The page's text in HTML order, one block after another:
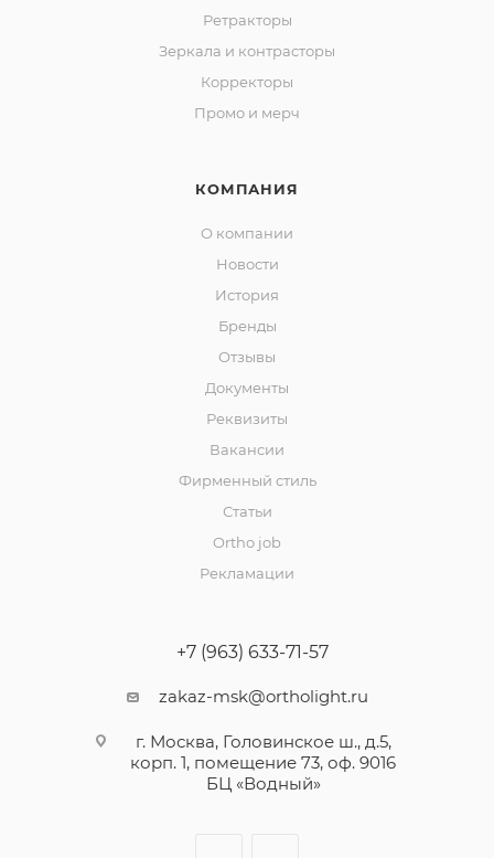
Ретракторы
Зеркала и контраcторы
Корректоры
Промо и мерч
КОМПАНИЯ
О компании
Новости
История
Бренды
Отзывы
Документы
Реквизиты
Вакансии
Фирменный стиль
Статьи
Ortho job
Рекламации
+7 (963) 633-71-57
zakaz-msk@ortholight.ru
г. Москва, Головинское ш., д.5,
корп. 1, помещение 73, оф. 9016
БЦ «Водный»